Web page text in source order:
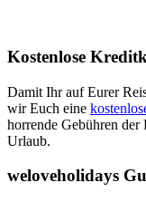
Kostenlose
Damit Ihr auf Eurer
wir Euch eine
horrende Gebühren
Urlaub.
weloveholidays